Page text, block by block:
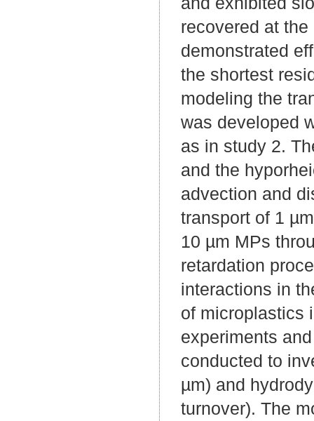
recovered at
demonstrated
the shortest
modeling the
was developed
as in study 2.
and the
advection and
transport of 1
10 µm MPs
retardation
interactions in
of microplastics
experiments
conducted to
µm) and
turnover). The